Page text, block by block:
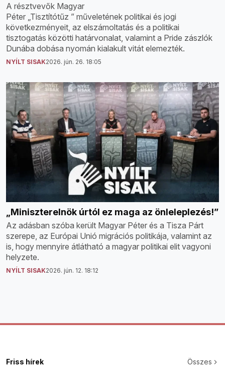
A résztvevők Magyar
Péter „Tisztítótűz ” műveletének politikai és jogi
következményeit, az elszámoltatás és a politikai
tisztogatás közötti határvonalat, valamint a Pride zászlók
Dunába dobása nyomán kialakult vitát elemezték.
NYÍLT SISAK2026. jún. 26. 18:05
„Miniszterelnök úrtól ez maga az önleleplezés!”
Az adásban szóba került Magyar Péter és a Tisza Párt
szerepe, az Európai Unió migrációs politikája, valamint az
is, hogy mennyire átlátható a magyar politikai elit vagyoni
helyzete.
NYÍLT SISAK2026. jún. 12. 18:12
Friss hírek Összes